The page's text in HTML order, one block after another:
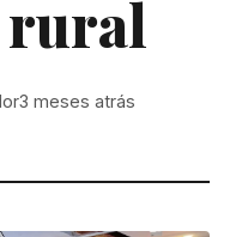
rural
3 meses atrás